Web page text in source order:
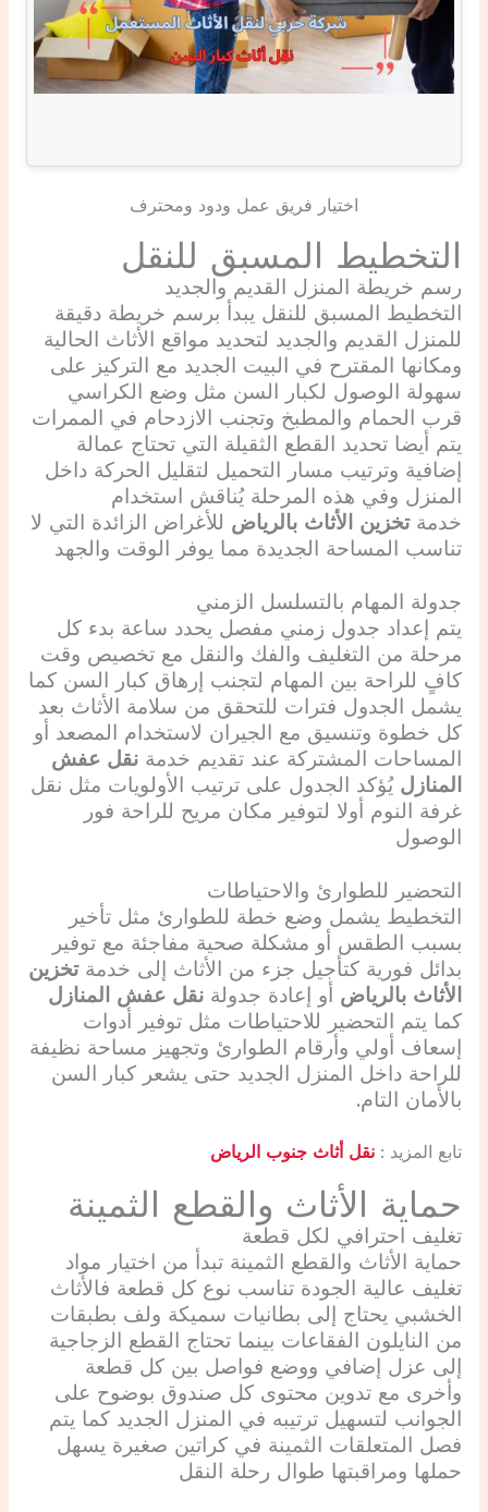
اختيار فريق عمل ودود ومحترف
التخطيط المسبق للنقل
رسم خريطة المنزل القديم والجديد
التخطيط المسبق للنقل يبدأ برسم خريطة دقيقة
للمنزل القديم والجديد لتحديد مواقع الأثاث الحالية
ومكانها المقترح في البيت الجديد مع التركيز على
سهولة الوصول لكبار السن مثل وضع الكراسي
قرب الحمام والمطبخ وتجنب الازدحام في الممرات
يتم أيضا تحديد القطع الثقيلة التي تحتاج عمالة
إضافية وترتيب مسار التحميل لتقليل الحركة داخل
المنزل وفي هذه المرحلة يُناقش استخدام
خدمةتخزين الأثاث بالرياض للأغراض الزائدة التي لا
تناسب المساحة الجديدة مما يوفر الوقت والجهد
جدولة المهام بالتسلسل الزمني
يتم إعداد جدول زمني مفصل يحدد ساعة بدء كل
مرحلة من التغليف والفك والنقل مع تخصيص وقت
كافٍ للراحة بين المهام لتجنب إرهاق كبار السن كما
يشمل الجدول فترات للتحقق من سلامة الأثاث بعد
كل خطوة وتنسيق مع الجيران لاستخدام المصعد أو
المساحات المشتركة عند تقديم خدمة نقل عفش
المنازل يُؤكد الجدول على ترتيب الأولويات مثل نقل
غرفة النوم أولا لتوفير مكان مريح للراحة فور
الوصول
التحضير للطوارئ والاحتياطات
التخطيط يشمل وضع خطة للطوارئ مثل تأخير
بسبب الطقس أو مشكلة صحية مفاجئة مع توفير
بدائل فورية كتأجيل جزء من الأثاث إلى خدمةتخزين
الأثاث بالرياض أو إعادة جدولة نقل عفش المنازل
كما يتم التحضير للاحتياطات مثل توفير أدوات
إسعاف أولي وأرقام الطوارئ وتجهيز مساحة نظيفة
للراحة داخل المنزل الجديد حتى يشعر كبار السن
بالأمان التام.
تابع المزيد : نقل أثاث جنوب الرياض
حماية الأثاث والقطع الثمينة
تغليف احترافي لكل قطعة
حماية الأثاث والقطع الثمينة تبدأ من اختيار مواد
تغليف عالية الجودة تناسب نوع كل قطعة فالأثاث
الخشبي يحتاج إلى بطانيات سميكة ولف بطبقات
من النايلون الفقاعات بينما تحتاج القطع الزجاجية
إلى عزل إضافي ووضع فواصل بين كل قطعة
وأخرى مع تدوين محتوى كل صندوق بوضوح على
الجوانب لتسهيل ترتيبه في المنزل الجديد كما يتم
فصل المتعلقات الثمينة في كراتين صغيرة يسهل
حملها ومراقبتها طوال رحلة النقل